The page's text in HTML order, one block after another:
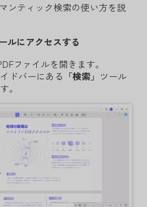
ンティック検索の使い方を説
ルにアクセスする
ファイルを開きます。
ドバーにある 「検索」 ツール
。